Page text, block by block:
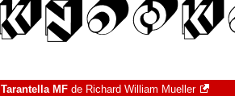
Tarantella MF de Richard William Mueller